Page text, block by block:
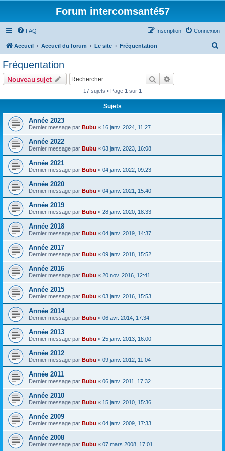
Forum intercomsanté57
FAQ Connexion
Inscription
Accueil Accueil du forum Le site Fréquentation
r
Fréquentation
Nouveau sujet Rechercher
17 sujets • Page 1 sur 1
Sujets
Année 2023
Dernier message par Bubu « 16 janv. 2024, 11:27
Année 2022
Dernier message par Bubu « 03 janv. 2023, 16:08
Année 2021
Dernier message par Bubu « 04 janv. 2022, 09:23
Année 2020
Dernier message par Bubu « 04 janv. 2021, 15:40
Année 2019
Dernier message par Bubu « 28 janv. 2020, 18:33
Année 2018
Dernier message par Bubu « 04 janv. 2019, 14:37
Année 2017
Dernier message par Bubu « 09 janv. 2018, 15:52
Année 2016
Dernier message par Bubu « 20 nov. 2016, 12:41
Année 2015
Dernier message par Bubu « 03 janv. 2016, 15:53
Année 2014
Dernier message par Bubu « 06 avr. 2014, 17:34
Année 2013
Dernier message par Bubu « 25 janv. 2013, 16:00
Année 2012
Dernier message par Bubu « 09 janv. 2012, 11:04
Année 2011
Dernier message par Bubu « 06 janv. 2011, 17:32
Année 2010
Dernier message par Bubu « 15 janv. 2010, 15:36
Année 2009
Dernier message par Bubu « 04 janv. 2009, 17:33
Année 2008
Dernier message par Bubu « 07 mars 2008, 17:01